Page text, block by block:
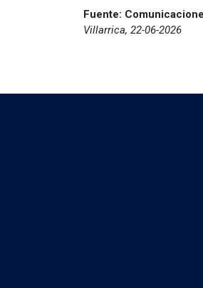
Fuente:
Villarrica, 22-06-2026